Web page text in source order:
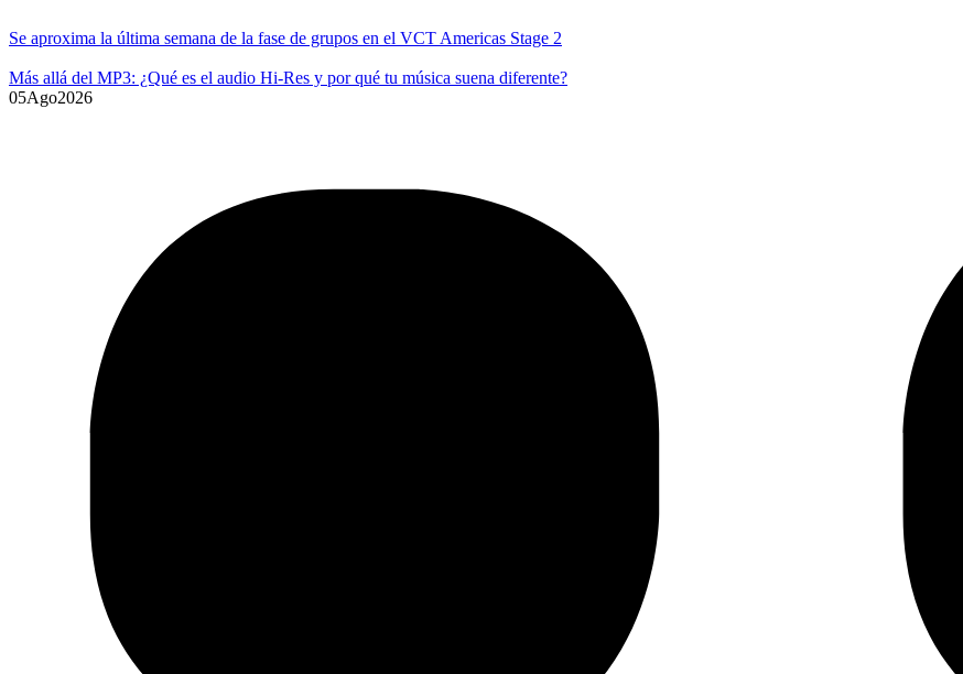
Se aproxima la última semana de la fase de grupos en el VCT Americas Stage 2
Más allá del MP3: ¿Qué es el audio Hi-Res y por qué tu música suena diferente?
05Ago2026